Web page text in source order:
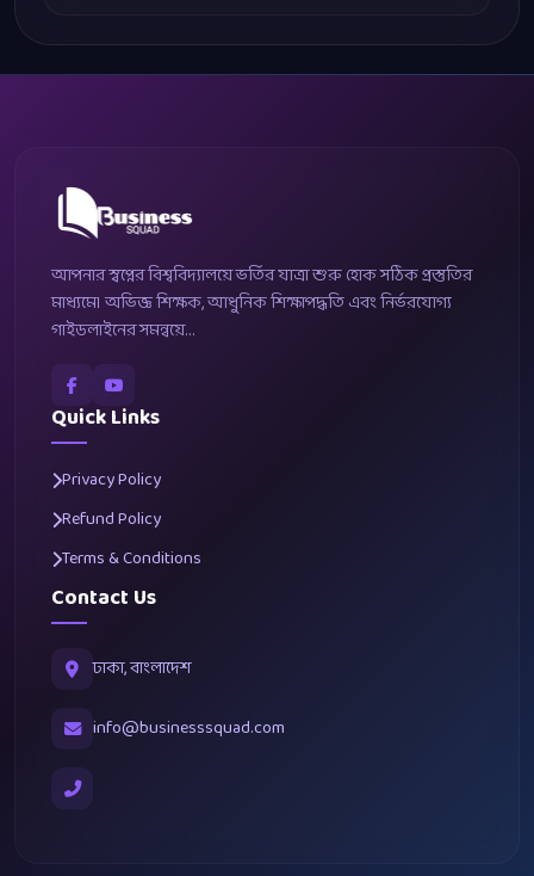
আপনার স্বপ্নের বিশ্ববিদ্যালয়ে ভর্তির যাত্রা শুরু হোক সঠিক প্রস্তুতির
মাধ্যমে। অভিজ্ঞ শিক্ষক, আধুনিক শিক্ষাপদ্ধতি এবং নির্ভরযোগ্য
গাইডলাইনের সমন্বয়ে...
Quick Links
Privacy Policy
Refund Policy
Terms & Conditions
Contact Us
ঢাকা, বাংলাদেশ
info@businesssquad.com